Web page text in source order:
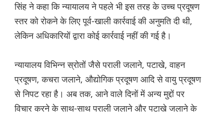
सिंह ने कहा कि न्यायालय ने पहले भी इस तरह के उच्च प्रदूषण
स्तर को रोकने के लिए पूर्व-खाली कार्रवाई की अनुमति दी थी,
लेकिन अधिकारियों द्वारा कोई कार्रवाई नहीं की गई है।
न्यायालय विभिन्न स्रोतों जैसे पराली जलाने, पटाखे, वाहन
प्रदूषण, कचरा जलाने, औद्योगिक प्रदूषण आदि से वायु प्रदूषण
से निपट रहा है। अब तक, आने वाले दिनों में अन्य मुद्दों पर
विचार करने के साथ-साथ पराली जलाने और पटाखे जलाने के